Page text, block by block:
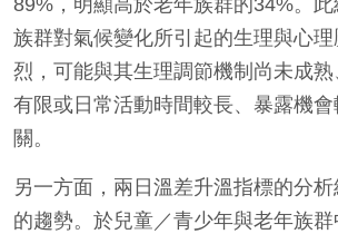
89%，明顯高於老年族群的34%。
族群對氣候變化所引起的生理與心理
烈，可能與其生理調節機制尚未成
有限或日常活動時間較長、暴露機會
關。
另一方面，兩日溫差升溫指標的分析
的趨勢。於兒童／青少年與老年族